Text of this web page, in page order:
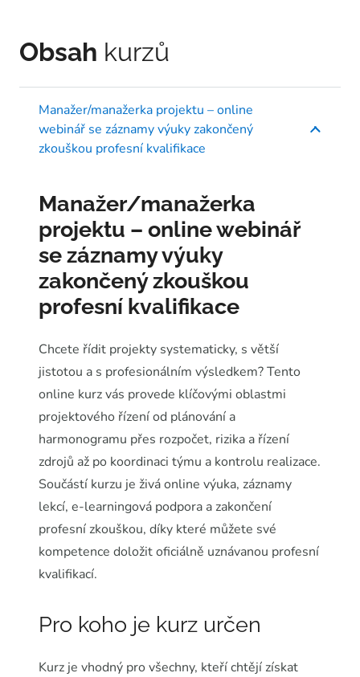
Obsah kurzů
Manažer/manažerka projektu – online
webinář se záznamy výuky zakončený
zkouškou profesní kvalifikace
Manažer/manažerka
projektu – online webinář
se záznamy výuky
zakončený zkouškou
profesní kvalifikace
Chcete řídit projekty systematicky, s větší
jistotou a s profesionálním výsledkem? Tento
online kurz vás provede klíčovými oblastmi
projektového řízení od plánování a
harmonogramu přes rozpočet, rizika a řízení
zdrojů až po koordinaci týmu a kontrolu realizace.
Součástí kurzu je živá online výuka, záznamy
lekcí, e-learningová podpora a zakončení
profesní zkouškou, díky které můžete své
kompetence doložit oficiálně uznávanou profesní
kvalifikací.
Pro koho je kurz určen
Kurz je vhodný pro všechny, kteří chtějí získat